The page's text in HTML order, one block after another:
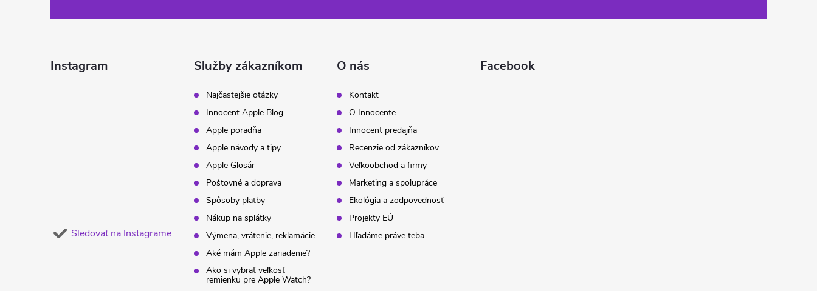
Instagram
Sledovať na Instagrame
Služby zákazníkom
Najčastejšie otázky
Innocent Apple Blog
Apple poradňa
Apple návody a tipy
Apple Glosár
Poštovné a doprava
Spôsoby platby
Nákup na splátky
Výmena, vrátenie, reklamácie
Aké mám Apple zariadenie?
Ako si vybrať veľkosť
remienku pre Apple Watch?
O nás
Kontakt
O Innocente
Innocent predajňa
Recenzie od zákazníkov
Veľkoobchod a firmy
Marketing a spolupráce
Ekológia a zodpovednosť
Projekty EÚ
Hľadáme práve teba
Facebook